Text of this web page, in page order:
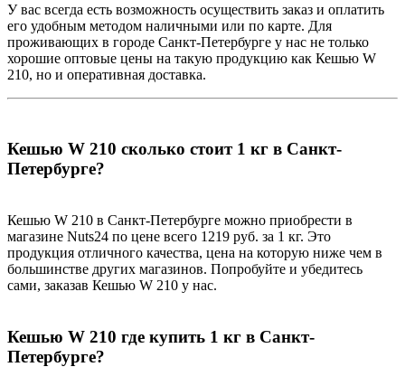
У вас всегда есть возможность осуществить заказ и оплатить
его удобным методом наличными или по карте. Для
проживающих в городе Санкт-Петербурге у нас не только
хорошие оптовые цены на такую продукцию как Кешью W
210, но и оперативная доставка.
Кешью W 210 сколько стоит 1 кг в Санкт-
Петербурге?
Кешью W 210 в Санкт-Петербурге можно приобрести в
магазине Nuts24 по цене всего 1219 руб. за 1 кг. Это
продукция отличного качества, цена на которую ниже чем в
большинстве других магазинов. Попробуйте и убедитесь
сами, заказав Кешью W 210 у нас.
Кешью W 210 где купить 1 кг в Санкт-
Петербурге?